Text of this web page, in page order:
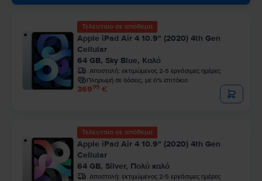
Τελευταίο σε απόθεμα
Apple iPad Air 4 10.9" (2020) 4th Gen
Cellular
64 GB, Sky Blue, Καλό
Αποστολή: εκτιμώμενος 2-5 εργάσιμες ημέρες
Πληρωμή σε δόσεις, με 0% επιτόκιο
36999 €
Τελευταίο σε απόθεμα
Apple iPad Air 4 10.9" (2020) 4th Gen
Cellular
64 GB, Silver, Πολύ καλό
Αποστολή: εκτιμώμενος 2-5 εργάσιμες ημέρες